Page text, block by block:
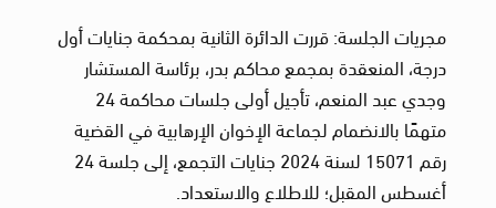
مجريات الجلسة: قررت الدائرة الثانية بمحكمة جنايات أول
درجة، المنعقدة بمجمع محاكم بدر، برئاسة المستشار
وجدي عبد المنعم، تأجيل أولى جلسات محاكمة 24
متهمًا بالانضمام لجماعة الإخوان الإرهابية في القضية
رقم 15071 لسنة 2024 جنايات التجمع، إلى جلسة 24
أغسطس المقبل؛ للاطلاع والاستعداد.